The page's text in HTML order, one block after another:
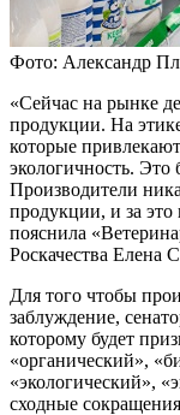
Фото: Александр
«Сейчас на рынке
продукции. На
которые
экологичность. Это
Производители
продукции, и за это
пояснила
Роскачества Елена
Для того чтобы
заблуждение,
которому будет
«органический»,
«экологический»,
сходные